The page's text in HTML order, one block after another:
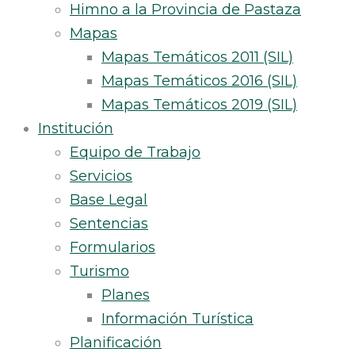
Himno a la Provincia de Pastaza
Mapas
Mapas Temáticos 2011 (SIL)
Mapas Temáticos 2016 (SIL)
Mapas Temáticos 2019 (SIL)
Institución
Equipo de Trabajo
Servicios
Base Legal
Sentencias
Formularios
Turismo
Planes
Información Turística
Planificación